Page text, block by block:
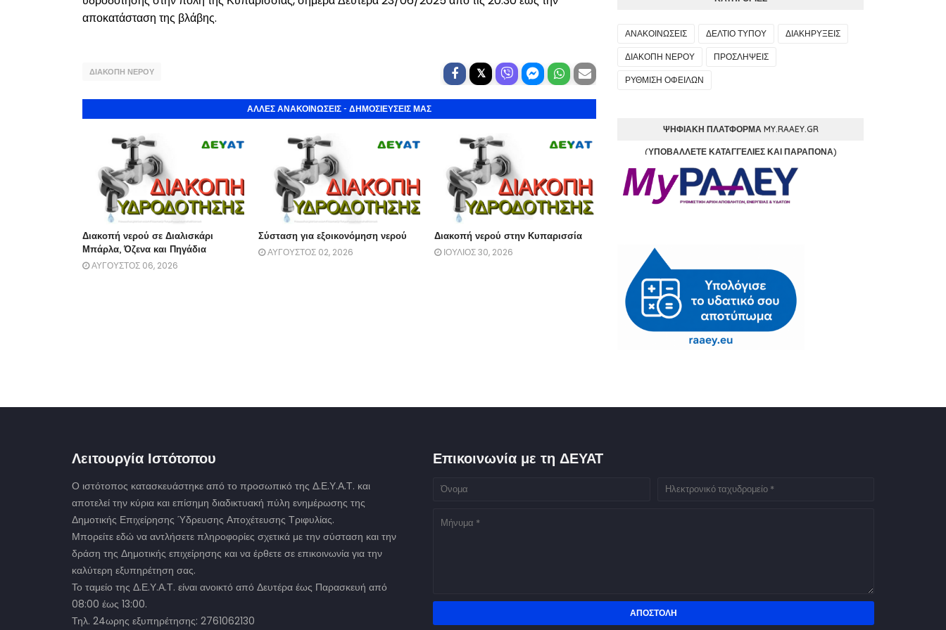
αποκατάσταση της βλάβης.
ΔΙΑΚΟΠΗ ΝΕΡΟΥ
ΑΛΛΕΣ ΑΝΑΚΟΙΝΩΣΕΙΣ - ΔΗΜΟΣΙΕΥΣΕΙΣ ΜΑΣ
Διακοπή νερού σε Διαλισκάρι
Μπάρλα, Όζενα και Πηγάδια
ΑΥΓΟΥΣΤΟΣ 06, 2026
Σύσταση για εξοικονόμηση νερού
ΑΥΓΟΥΣΤΟΣ 02, 2026
Διακοπή νερού στην Κυπαρισσία
ΙΟΥΛΙΟΣ 30, 2026
ΑΝΑΚΟΙΝΩΣΕΙΣ ΔΕΛΤΙΟ ΤΥΠΟΥ
ΔΙΑΚΗΡΥΞΕΙΣ
ΔΙΑΚΟΠΗ ΝΕΡΟΥ
ΠΡΟΣΛΗΨΕΙΣ
ΡΥΘΜΙΣΗ ΟΦΕΙΛΩΝ
ΨΗΦΙΑΚΉ ΠΛΑΤΦΌΡΜΑ MY.RAAEY.GR
(ΥΠΟΒΆΛΛΕΤΕ ΚΑΤΑΓΓΕΛΊΕΣ ΚΑΙ ΠΑΡΆΠΟΝΑ)
Λειτουργία Ιστότοπου
Ο ιστότοπος κατασκευάστηκε από το προσωπικό της Δ.Ε.Υ.Α.Τ. και
αποτελεί την κύρια και επίσημη διαδικτυακή πύλη ενημέρωσης της
Δημοτικής Επιχείρησης Ύδρευσης Αποχέτευσης Τριφυλίας.
Μπορείτε εδώ να αντλήσετε πληροφορίες σχετικά με την σύσταση και την
δράση της Δημοτικής επιχείρησης και να έρθετε σε επικοινωνία για την
καλύτερη εξυπηρέτηση σας.
Το ταμείο της Δ.Ε.Υ.Α.Τ. είναι ανοικτό από Δευτέρα έως Παρασκευή από
08:00 έως 13:00.
Τηλ. 24ωρης εξυπηρέτησης: 2761062130
Επικοινωνία με τη ΔΕΥΑΤ